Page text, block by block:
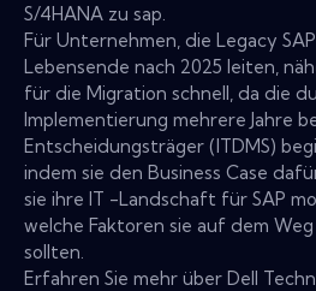
S/4HANA zu sap.
Für Unternehmen, die Legacy
Lebensende nach 2025 leiten,
für die Migration schnell, da die
Implementierung mehrere Jahre
Entscheidungsträger (ITDMS)
indem sie den Business Case
sie ihre IT -Landschaft für SAP
welche Faktoren sie auf dem
sollten.
Erfahren Sie mehr über Dell